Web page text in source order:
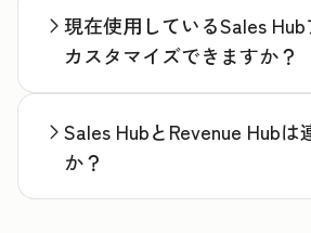
現在使用しているSales
カスタマイズできますか？
Sales HubとRevenue Hubは
か？